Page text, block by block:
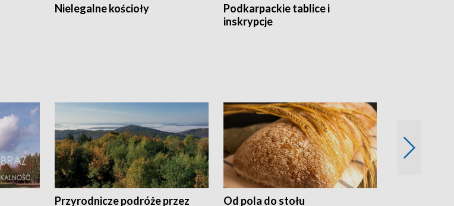
Nielegalne kościoły
Podkarpackie tablice i
inskrypcje
Przyrodnicze podróże przez
Od pola do stołu